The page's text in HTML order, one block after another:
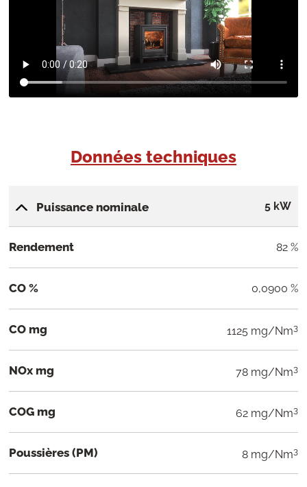
Données techniques
Puissance nominale 5 kW
Rendement 82 %
CO % 0,0900 %
CO mg 1125 mg/Nm3
NOx mg 78 mg/Nm3
COG mg 62 mg/Nm3
Poussières (PM) 8 mg/Nm3